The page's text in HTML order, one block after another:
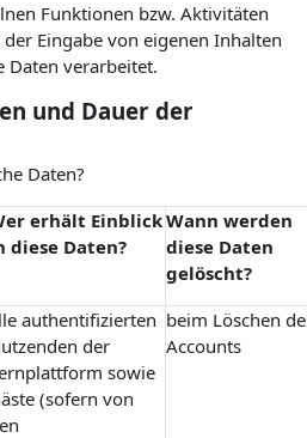
Funktionen bzw. Aktivitäten
Eingabe von eigenen Inhalten
Daten verarbeitet.
und Dauer der
Daten?
erhält Einblick
diese Daten?
Wann werden
diese Daten
gelöscht?
authentifizierten
der
sowie
(sofern von
beim Löschen
Accounts